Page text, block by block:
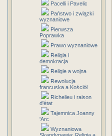
Pacelli i Pavelic
Państwo i związki
wyznaniowe
Pierwsza
Poprawka
Prawo wyznaniowe
Religia i
demokracja
Religie a wojna
Rewolucja
francuska a Kościół
Richelieu i raison
d'état
Tajemnica Joanny
'Arc
Wyznaniowa